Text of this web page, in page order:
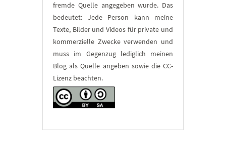
fremde Quelle angegeben wurde. Das
bedeutet: Jede Person kann meine
Texte, Bilder und Videos für private und
kommerzielle Zwecke verwenden und
muss im Gegenzug lediglich meinen
Blog als Quelle angeben sowie die CC-
Lizenz beachten.